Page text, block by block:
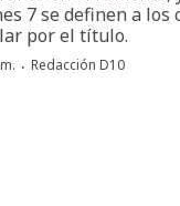
7 se definen a los
por el título.
· Redacción D10